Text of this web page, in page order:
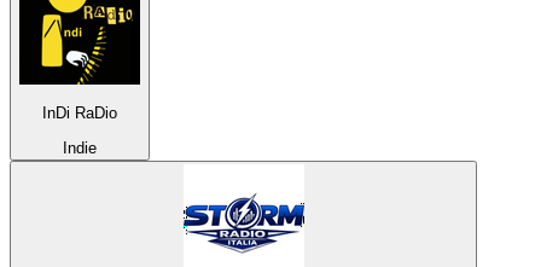
InDi RaDio
Indie